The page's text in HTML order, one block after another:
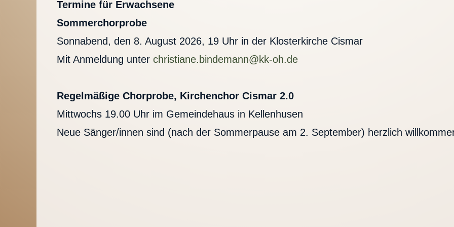
Termine für Erwachsene
Sommerchorprobe
Sonnabend, den 8. August 2026, 19 Uhr in der Klosterkirche Cismar
Mit Anmeldung unter christiane.bindemann@kk-oh.de
Regelmäßige Chorprobe, Kirchenchor Cismar 2.0
Mittwochs 19.00 Uhr im Gemeindehaus in Kellenhusen
Neue Sänger/innen sind (nach der Sommerpause am 2. September) herzlich